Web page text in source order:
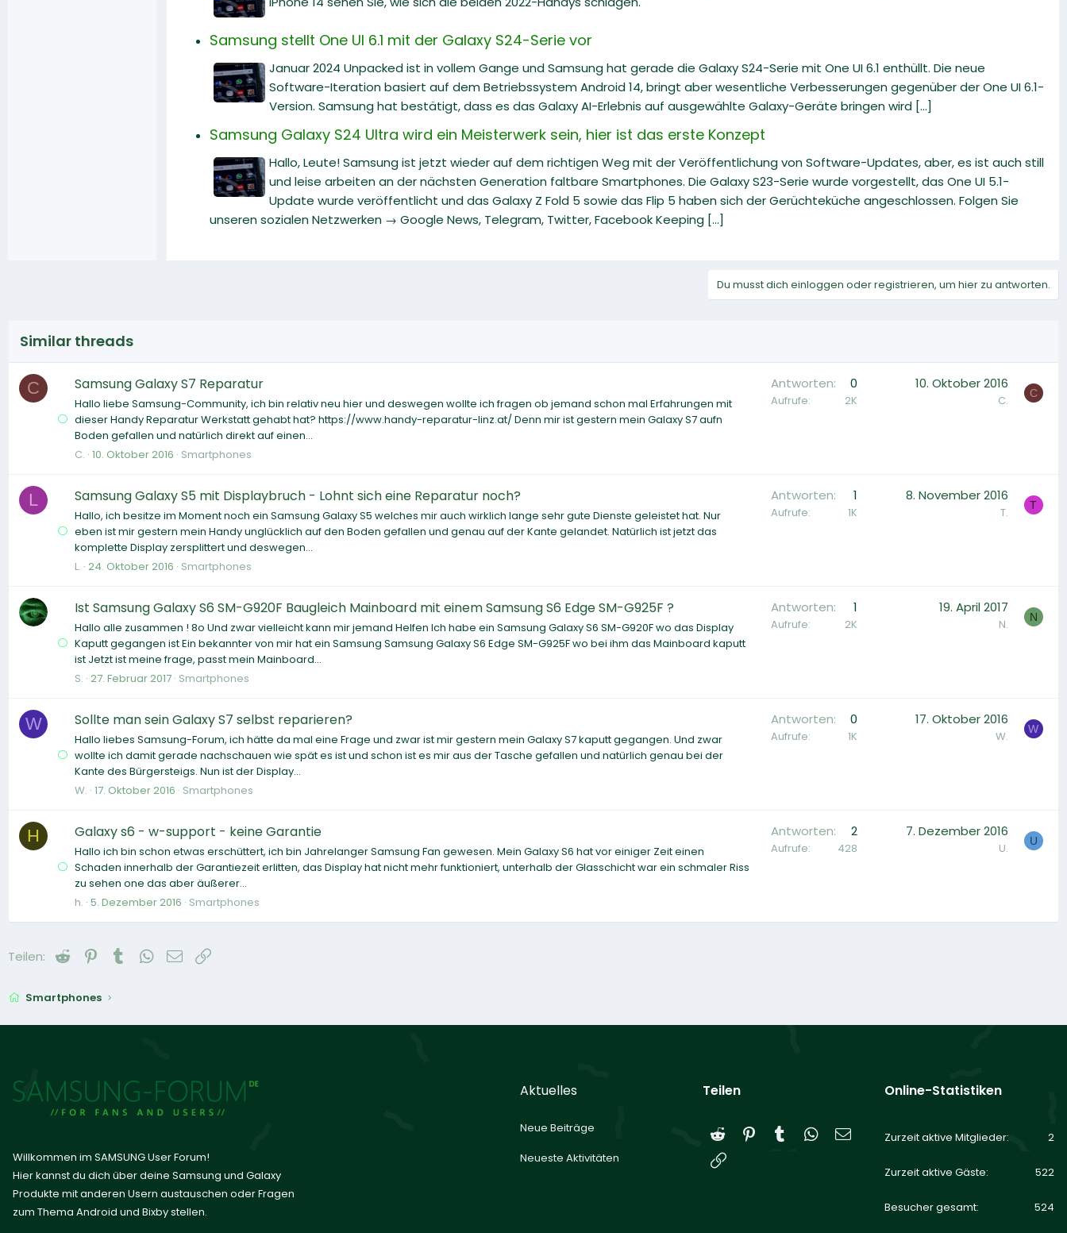
Samsung stellt One UI 6.1 mit der Galaxy S24-Serie vor
Januar 2024 Unpacked ist in vollem Gange und Samsung hat gerade die Galaxy S24-Serie mit One UI 6.1 enthüllt. Die neue
Software-Iteration basiert auf dem Betriebssystem Android 14, bringt aber wesentliche Verbesserungen gegenüber der One UI 6.1-
Version. Samsung hat bestätigt, dass es das Galaxy AI-Erlebnis auf ausgewählte Galaxy-Geräte bringen wird [...]
Samsung Galaxy S24 Ultra wird ein Meisterwerk sein, hier ist das erste Konzept
Hallo, Leute! Samsung ist jetzt wieder auf dem richtigen Weg mit der Veröffentlichung von Software-Updates, aber, es ist auch still
und leise arbeiten an der nächsten Generation faltbare Smartphones. Die Galaxy S23-Serie wurde vorgestellt, das One UI 5.1-
Update wurde veröffentlicht und das Galaxy Z Fold 5 sowie das Flip 5 haben sich der Gerüchteküche angeschlossen. Folgen Sie
unseren sozialen Netzwerken → Google News, Telegram, Twitter, Facebook Keeping [...]
Du musst dich einloggen oder registrieren, um hier zu antworten.
Similar threads
C Samsung Galaxy S7 Reparatur
Hallo liebe Samsung-Community, ich bin relativ neu hier und deswegen wollte ich fragen ob jemand schon mal Erfahrungen mit
dieser Handy Reparatur Werkstatt gehabt hat? https://www.handy-reparatur-linz.at/ Denn mir ist gestern mein Galaxy S7 aufn
Boden gefallen und natürlich direkt auf einen...
C. 10. Oktober 2016 Smartphones
Antworten 0
Aufrufe 2K
10. Oktober 2016
C. C
L Samsung Galaxy S5 mit Displaybruch - Lohnt sich eine Reparatur noch?
Hallo, ich besitze im Moment noch ein Samsung Galaxy S5 welches mir auch wirklich lange sehr gute Dienste geleistet hat. Nur
eben ist mir gestern mein Handy unglücklich auf den Boden gefallen und genau auf der Kante gelandet. Natürlich ist jetzt das
komplette Display zersplittert und deswegen...
L. 24. Oktober 2016 Smartphones
Antworten 1
Aufrufe 1K
8. November 2016
T. T
Ist Samsung Galaxy S6 SM-G920F Baugleich Mainboard mit einem Samsung S6 Edge SM-G925F ?
Hallo alle zusammen ! 8o Und zwar vielleicht kann mir jemand Helfen Ich habe ein Samsung Galaxy S6 SM-G920F wo das Display
Kaputt gegangen ist Ein bekannter von mir hat ein Samsung Samsung Galaxy S6 Edge SM-G925F wo bei ihm das Mainboard kaputt
ist Jetzt ist meine frage, passt mein Mainboard...
S. 27. Februar 2017 Smartphones
Antworten 1
Aufrufe 2K
19. April 2017
N. N
W Sollte man sein Galaxy S7 selbst reparieren?
Hallo liebes Samsung-Forum, ich hätte da mal eine Frage und zwar ist mir gestern mein Galaxy S7 kaputt gegangen. Und zwar
wollte ich damit gerade nachschauen wie spät es ist und schon ist es mir aus der Tasche gefallen und natürlich genau bei der
Kante des Bürgersteigs. Nun ist der Display...
W. 17. Oktober 2016 Smartphones
Antworten 0
Aufrufe 1K
17. Oktober 2016
W. W
H Galaxy s6 - w-support - keine Garantie
Hallo ich bin schon etwas erschüttert, ich bin Jahrelanger Samsung Fan gewesen. Mein Galaxy S6 hat vor einiger Zeit einen
Schaden innerhalb der Garantiezeit erlitten, das Display hat nicht mehr funktioniert, unterhalb der Glasschicht war ein schmaler Riss
zu sehen one das aber äußerer...
h. 5. Dezember 2016 Smartphones
Antworten 2
Aufrufe 428
7. Dezember 2016
U. U
Teilen: Reddit PinterestTumblrWhatsApp
E-Mail
Smartphones
Willkommen im SAMSUNG User Forum!
Hier kannst du dich über deine Samsung und Galaxy
Produkte mit anderen Usern austauschen oder Fragen
zum Thema Android und Bixby stellen.
Aktuelles
Neue Beiträge
Neueste Aktivitäten
Teilen
Reddit Pinterest
Tumblr WhatsApp
E-Mail
Online-Statistiken
Zurzeit aktive Mitglieder 2
Zurzeit aktive Gäste 522
Besucher gesamt 524